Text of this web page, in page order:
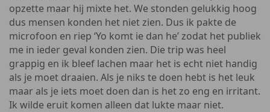
opzette maar hij mixte het. We stonden gelukkig hoog
dus mensen konden het niet zien. Dus ik pakte de
microfoon en riep ‘Yo komt ie dan he’ zodat het publiek
me in ieder geval konden zien. Die trip was heel
grappig en ik bleef lachen maar het is echt niet handig
als je moet draaien. Als je niks te doen hebt is het leuk
maar als je iets moet doen dan is het zo eng en irritant.
Ik wilde eruit komen alleen dat lukte maar niet.